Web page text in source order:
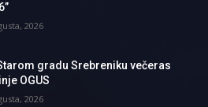
2026
gradu Srebreniku večeras
OGUS
2026